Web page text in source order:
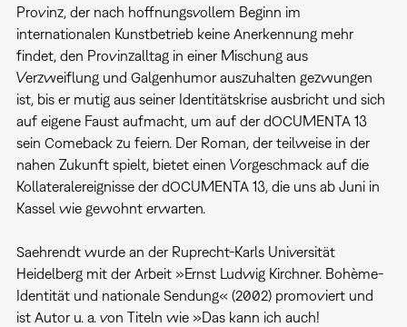
Provinz, der nach hoffnungsvollem Beginn im
internationalen Kunstbetrieb keine Anerkennung mehr
findet, den Provinzalltag in einer Mischung aus
Verzweiflung und Galgenhumor auszuhalten gezwungen
ist, bis er mutig aus seiner Identitätskrise ausbricht und sich
auf eigene Faust aufmacht, um auf der dOCUMENTA 13
sein Comeback zu feiern. Der Roman, der teilweise in der
nahen Zukunft spielt, bietet einen Vorgeschmack auf die
Kollateralereignisse der dOCUMENTA 13, die uns ab Juni in
Kassel wie gewohnt erwarten.
Saehrendt wurde an der Ruprecht-Karls Universität
Heidelberg mit der Arbeit »Ernst Ludwig Kirchner. Bohème-
Identität und nationale Sendung« (2002) promoviert und
ist Autor u. a. von Titeln wie »Das kann ich auch!